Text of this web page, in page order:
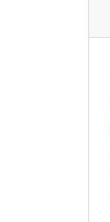
확
이
있
≫
;
빅